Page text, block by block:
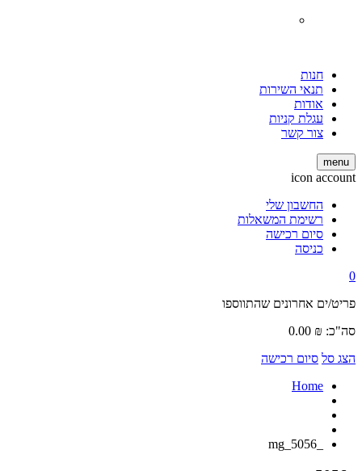
חנות
תנאי השירות
אודות
עגלת קניות
צור קשר
menu
icon account
החשבון שלי
רשימת המשאלות
סיום רכישה
כניסה
0
פריט/ים אחרונים שהתווספו
סה"כ:
0.00 ₪
הצג סל סיום רכישה
Home